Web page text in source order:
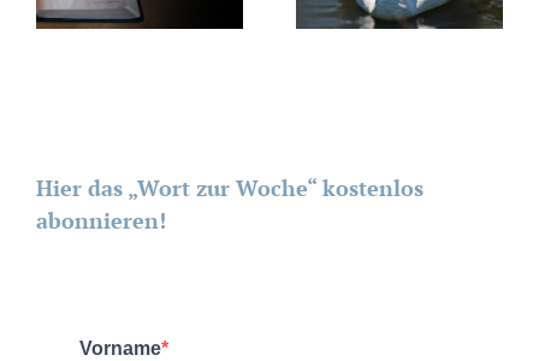
Hier das „Wort zur Woche“ kostenlos
abonnieren!